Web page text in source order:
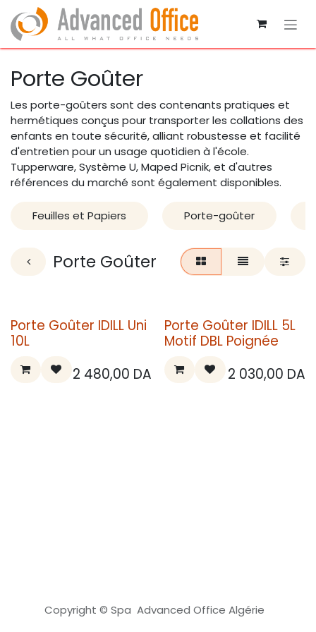
Se rendre au contenu
Porte Goûter
Les porte-goûters sont des contenants pratiques et
hermétiques conçus pour transporter les collations des
enfants en toute sécurité, alliant robustesse et facilité
d'entretien pour un usage quotidien à l'école.
Tupperware, Système U, Maped Picnik, et d'autres
références du marché sont également disponibles.
Feuilles et Papiers Porte-goûter
Porte Goûter
Porte Goûter IDILL Uni
10L
2 480,00 DA
Porte Goûter IDILL 5L
Motif DBL Poignée
2 030,00 DA
Copyright © Spa Advanced Office Algérie